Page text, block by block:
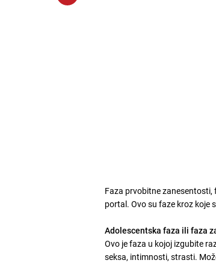
Faza prvobitne zanesentosti,
portal. Ovo su faze kroz koje
Adolescentska faza ili faza
Ovo je faza u kojoj izgubite
seksa, intimnosti, strasti.